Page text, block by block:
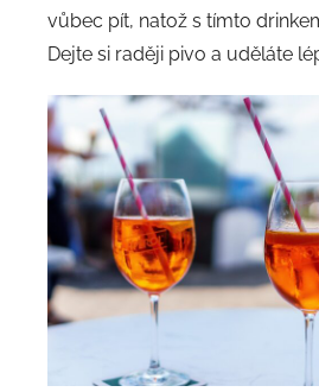
vůbec pít, natož s tímto
Dejte si raději pivo a uděláte